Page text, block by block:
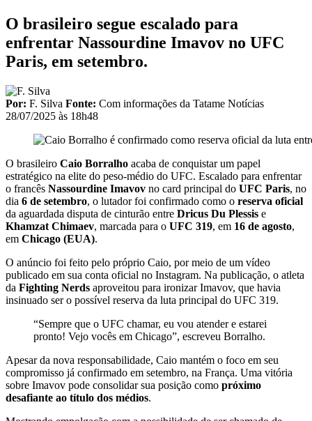
O brasileiro segue escalado para
enfrentar Nassourdine Imavov no UFC
Paris, em setembro.
Por: F. Silva Fonte: Com informações da Tatame Notícias
28/07/2025 às 18h48
O brasileiro Caio Borralho acaba de conquistar um papel
estratégico na elite do peso-médio do UFC. Escalado para enfrentar
o francês Nassourdine Imavov no card principal do UFC Paris, no
dia 6 de setembro, o lutador foi confirmado como o reserva oficial
da aguardada disputa de cinturão entre Dricus Du Plessis e
Khamzat Chimaev, marcada para o UFC 319, em 16 de agosto,
em Chicago (EUA).
O anúncio foi feito pelo próprio Caio, por meio de um vídeo
publicado em sua conta oficial no Instagram. Na publicação, o atleta
da Fighting Nerds aproveitou para ironizar Imavov, que havia
insinuado ser o possível reserva da luta principal do UFC 319.
“Sempre que o UFC chamar, eu vou atender e estarei
pronto! Vejo vocês em Chicago”, escreveu Borralho.
Apesar da nova responsabilidade, Caio mantém o foco em seu
compromisso já confirmado em setembro, na França. Uma vitória
sobre Imavov pode consolidar sua posição como próximo
desafiante ao título dos médios.